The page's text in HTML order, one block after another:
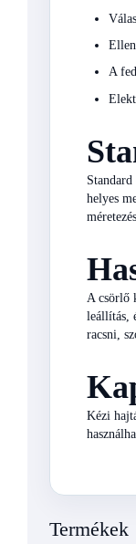
A
helyes
A csörlő
leállítás,
racsni,
Kézi
Termékek